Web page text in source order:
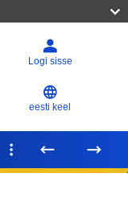
Logi sisse
eesti keel